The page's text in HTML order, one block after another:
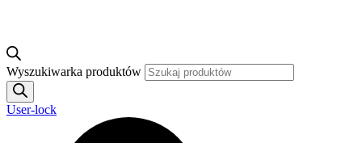
Wyszukiwarka produktów
User-lock